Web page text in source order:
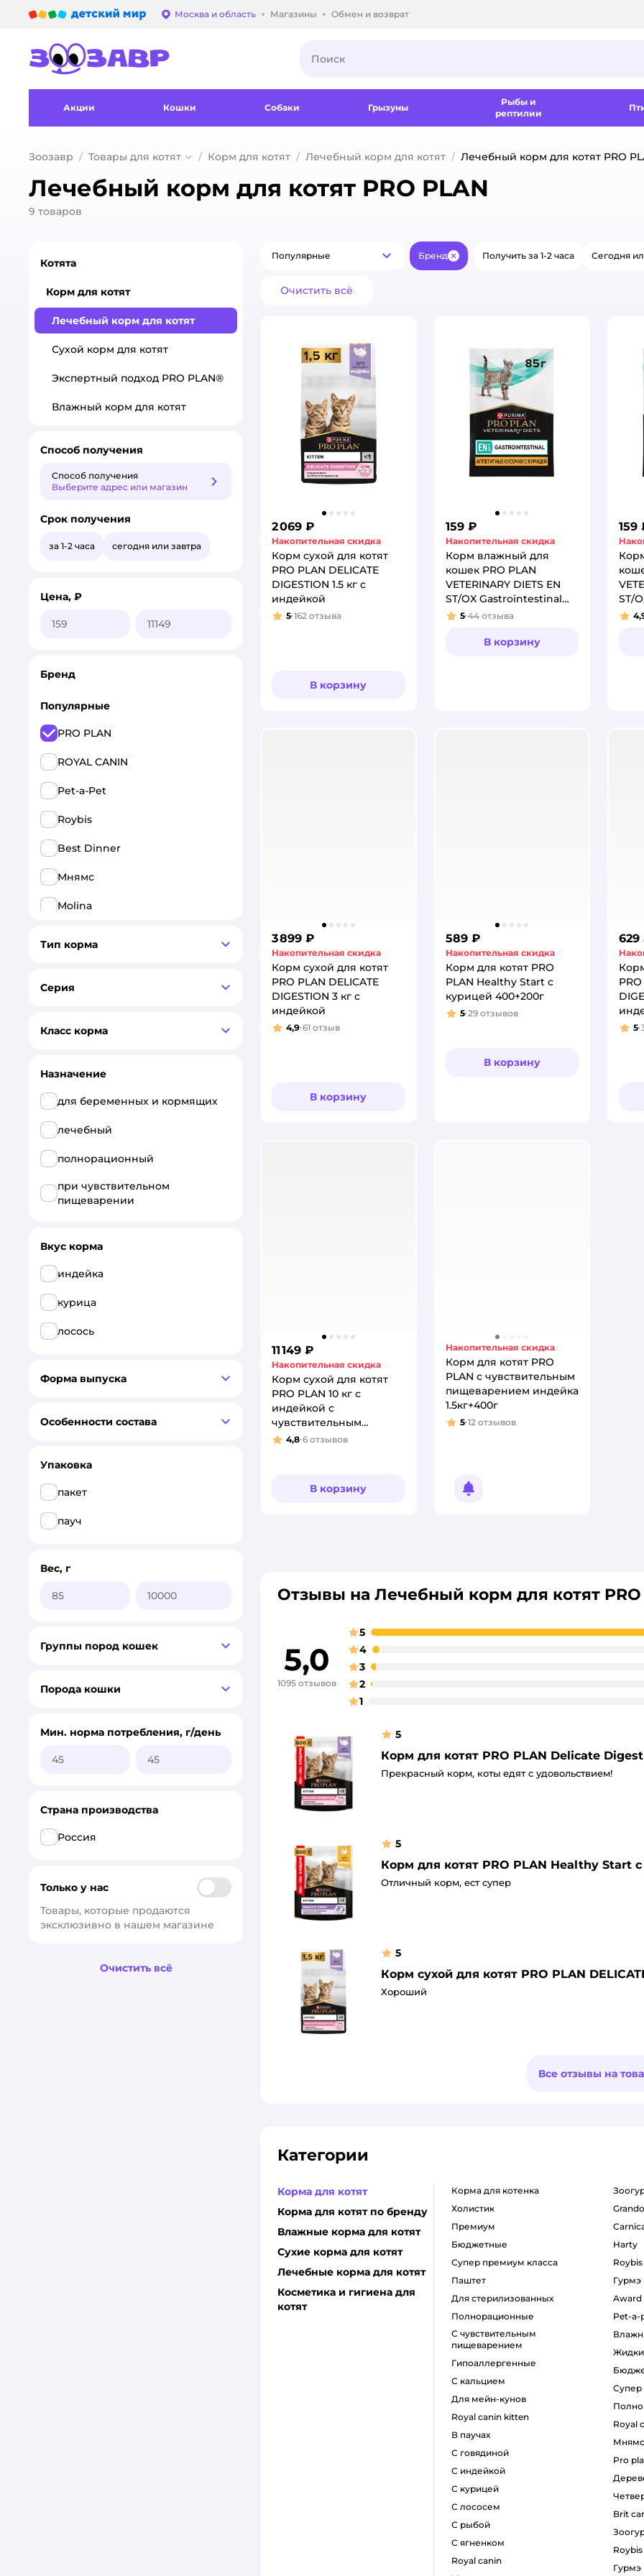
Выбор адреса доставки.
Москва и область Магазины Обмен и возврат
Акции Кошки Собаки Грызуны
Рыбы и
рептилии
Зоозавр Товары для котят Корм для котят Лечебный корм для котят Лечебный корм для котят PRO
Лечебный корм для котят PRO PLAN
9 товаров
Популярные
Популярные Бренд ЗакрытьПолучить за 1-2 часа Сегодня
Очистить всё
2 069 ₽
Накопительная скидка
Корм сухой для котят
PRO PLAN DELICATE
DIGESTION 1.5 кг с
индейкой
Рейтинг:
5 162 отзыва
В корзину
159 ₽
Накопительная скидка
Корм влажный для
кошек PRO PLAN
VETERINARY DIETS EN
ST/OX Gastrointestinal
85г с курицей
Рейтинг:
5 44 отзыва
В корзину
159
ST/
85г
3 899 ₽
Накопительная скидка
Корм сухой для котят
PRO PLAN DELICATE
DIGESTION 3 кг с
индейкой
Рейтинг:
4,9 61 отзыв
В корзину
589 ₽
Накопительная скидка
Корм для котят PRO
PLAN Healthy Start с
курицей 400+200г
Рейтинг:
5 29 отзывов
В корзину
629
5
11 149 ₽
Накопительная скидка
Корм сухой для котят
PRO PLAN 10 кг с
индейкой с
чувствительным
пищеварением
Рейтинг:
4,8 6 отзывов
В корзину
Накопительная скидка
Корм для котят PRO
PLAN с чувствительным
пищеварением индейка
1.5кг+400г
Рейтинг:
5 12 отзывов
Уведомить о появлении
Отзывы на Лечебный корм для котят PRO
5,0
1095 отзывов
5
4
3
2
1
5
Корм для котят PRO PLAN Delicate
Прекрасный корм, коты едят с удовольствием!
5
Корм для котят PRO PLAN Healthy Start
Отличный корм, ест супер
5
Корм сухой для котят PRO PLAN
Хороший
Все отзывы на
Категории
Корма для котят
Корма для котят по бренду
Влажные корма для котят
Сухие корма для котят
Лечебные корма для котят
Косметика и гигиена для
котят
корма для котенка
холистик
премиум
бюджетные
супер премиум класса
паштет
для стерилизованных
полнорационные
с чувствительным
пищеварением
гипоаллергенные
с кальцием
для мейн-кунов
royal canin kitten
в паучах
с говядиной
с индейкой
с курицей
с лососем
с рыбой
с ягненком
royal canin
harty
roybis
гурмэ
award
pet-
royal
мнямс
pro
brit
roybis
гурмэ
Котята
Корм для котят
Лечебный корм для котят
Сухой корм для котят
Экспертный подход PRO PLAN®
Влажный корм для котят
Способ получения
Способ получения
Выберите адрес или магазин
Способ получения
Срок получения
за 1-2 часа сегодня или завтра
Цена, ₽
Бренд
Популярные
PRO PLAN
ROYAL CANIN
Pet-a-Pet
Roybis
Best Dinner
Мнямс
Molina
Все
Best Dinner
Pet-a-Pet
ROYAL CANIN
Мнямс
Тип корма
Серия
Класс корма
Назначение
для беременных и кормящих
лечебный
полнорационный
при чувствительном
пищеварении
Вкус корма
индейка
курица
лосось
Форма выпуска
Особенности состава
Упаковка
пакет
пауч
Вес, г
Группы пород кошек
Порода кошки
Мин. норма потребления, г/день
Страна производства
Россия
Только у нас
Товары, которые продаются
эксклюзивно в нашем магазине
Очистить всё